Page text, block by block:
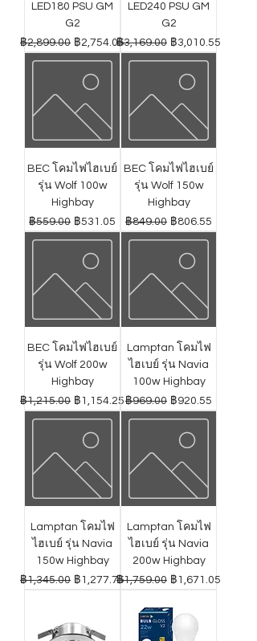
LED180 PSU GM
G2
ราคาปกติ
฿2,899.00 ราคาขายลด
฿2,754.05
LED240 PSU GM
G2
ราคาปกติ
฿3,169.00 ราคาขายลด
฿3,010.55
BEC โคมไฟไฮเบย์
รุ่น Wolf 100w
Highbay
ราคาปกติ
฿559.00 ราคาขายลด
฿531.05
BEC โคมไฟไฮเบย์
รุ่น Wolf 150w
Highbay
ราคาปกติ
฿849.00 ราคาขายลด
฿806.55
BEC โคมไฟไฮเบย์
รุ่น Wolf 200w
Highbay
ราคาปกติ
฿1,215.00 ราคาขายลด
฿1,154.25
Lamptan โคมไฟ
ไฮเบย์ รุ่น Navia
100w Highbay
ราคาปกติ
฿969.00 ราคาขายลด
฿920.55
Lamptan โคมไฟ
ไฮเบย์ รุ่น Navia
150w Highbay
ราคาปกติ
฿1,345.00 ราคาขายลด
฿1,277.75
Lamptan โคมไฟ
ไฮเบย์ รุ่น Navia
200w Highbay
ราคาปกติ
฿1,759.00 ราคาขายลด
฿1,671.05